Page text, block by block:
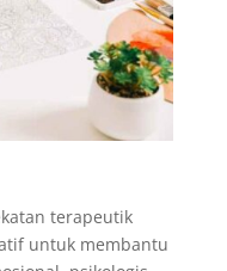
terapeutik
untuk membantu